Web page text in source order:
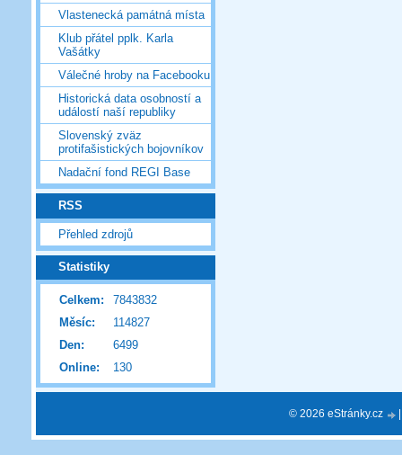
Vlastenecká památná místa
Klub přátel pplk. Karla
Vašátky
Válečné hroby na Facebooku
Historická data osobností a
událostí naší republiky
Slovenský zväz
protifašistických bojovníkov
Nadační fond REGI Base
RSS
Přehled zdrojů
Statistiky
Online: 130
Celkem:
7843832
Měsíc:
114827
Den:
6499
© 2026 eStránky.cz